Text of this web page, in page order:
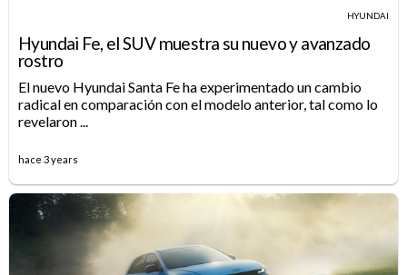
HYUNDAI
Hyundai Fe, el SUV muestra su nuevo y avanzado
rostro
El nuevo Hyundai Santa Fe ha experimentado un cambio
radical en comparación con el modelo anterior, tal como lo
revelaron ...
hace 3 years